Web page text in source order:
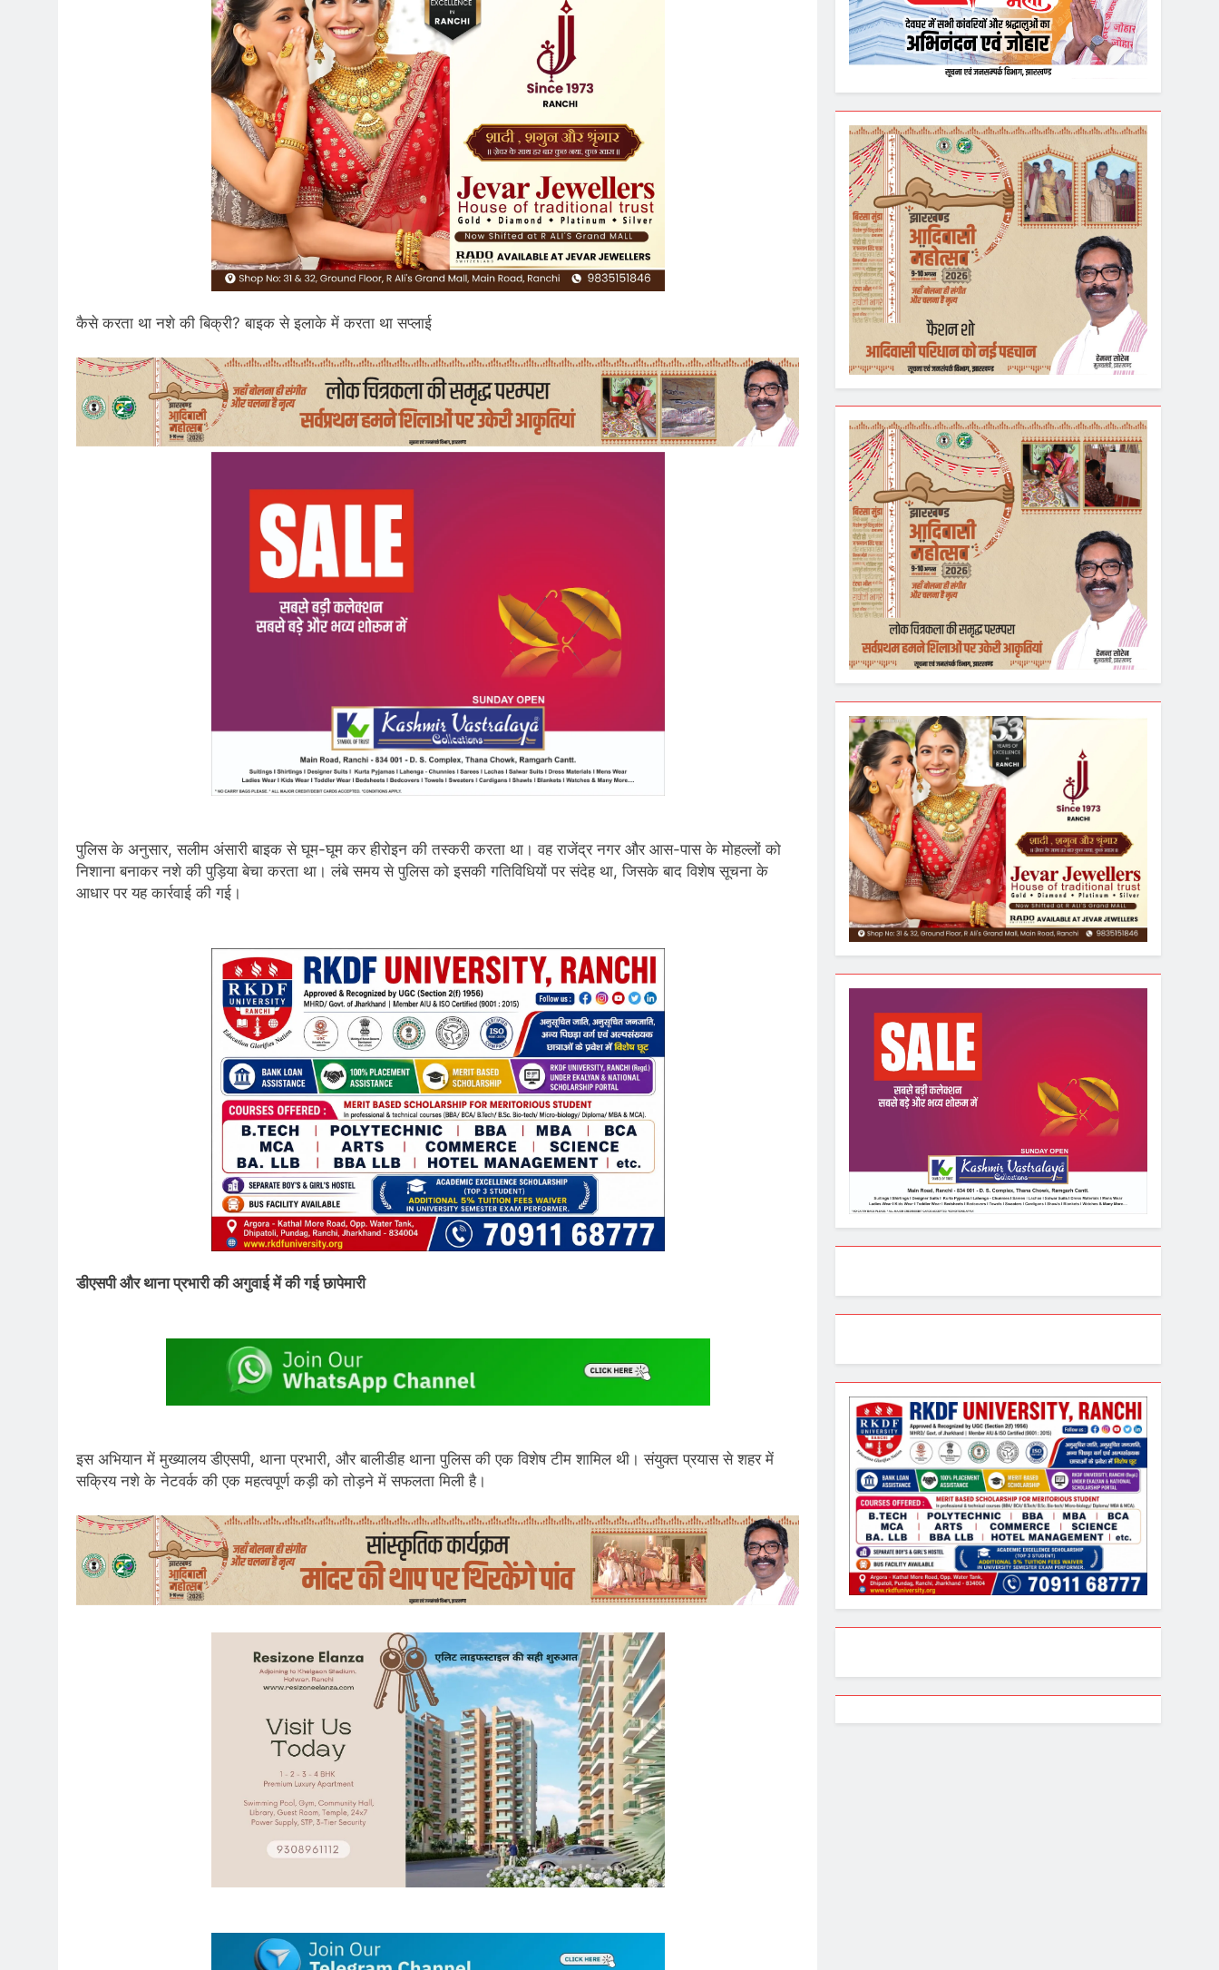
कैसे करता था नशे की बिक्री? बाइक से इलाके में करता था सप्लाई
पुलिस के अनुसार, सलीम अंसारी बाइक से घूम-घूम कर हीरोइन की तस्करी करता था। वह राजेंद्र नगर और आस-पास के मोहल्लों को
निशाना बनाकर नशे की पुड़िया बेचा करता था। लंबे समय से पुलिस को इसकी गतिविधियों पर संदेह था, जिसके बाद विशेष सूचना के
आधार पर यह कार्रवाई की गई।
डीएसपी और थाना प्रभारी की अगुवाई में की गई छापेमारी
इस अभियान में मुख्यालय डीएसपी, थाना प्रभारी, और बालीडीह थाना पुलिस की एक विशेष टीम शामिल थी। संयुक्त प्रयास से शहर में
सक्रिय नशे के नेटवर्क की एक महत्वपूर्ण कड़ी को तोड़ने में सफलता मिली है।